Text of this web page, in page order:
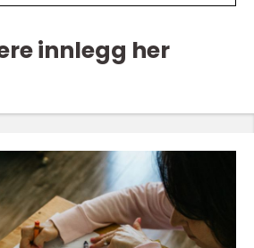
innlegg her